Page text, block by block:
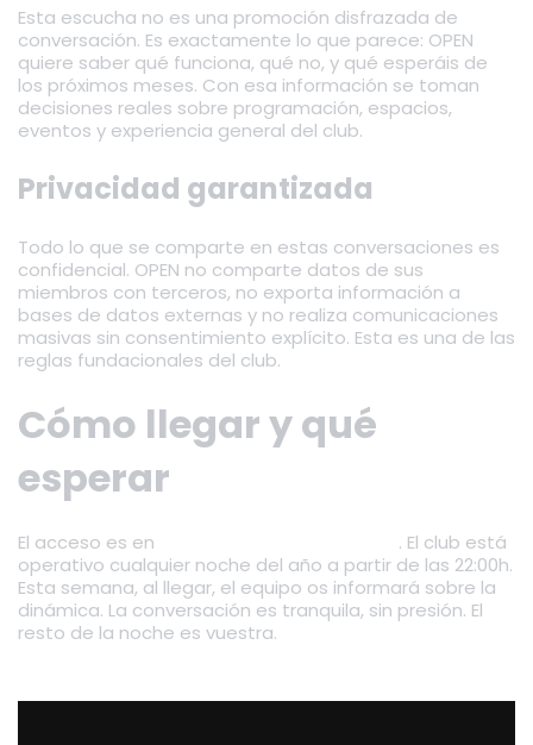
Esta escucha no es una promoción disfrazada de
conversación. Es exactamente lo que parece: OPEN
quiere saber qué funciona, qué no, y qué esperáis de
los próximos meses. Con esa información se toman
decisiones reales sobre programación, espacios,
eventos y experiencia general del club.
Privacidad garantizada
Todo lo que se comparte en estas conversaciones es
confidencial. OPEN no comparte datos de sus
miembros con terceros, no exporta información a
bases de datos externas y no realiza comunicaciones
masivas sin consentimiento explícito. Esta es una de las
reglas fundacionales del club.
Cómo llegar y qué
esperar
El acceso es en
. El club está
operativo cualquier noche del año a partir de las 22:00h.
Esta semana, al llegar, el equipo os informará sobre la
dinámica. La conversación es tranquila, sin presión. El
resto de la noche es vuestra.